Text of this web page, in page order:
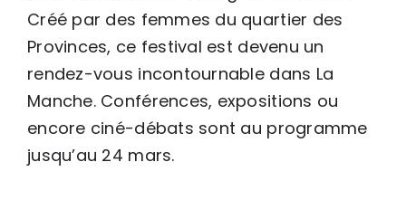
Créé par des femmes du quartier des
Provinces, ce festival est devenu un
rendez-vous incontournable dans La
Manche. Conférences, expositions ou
encore ciné-débats sont au programme
jusqu’au 24 mars.